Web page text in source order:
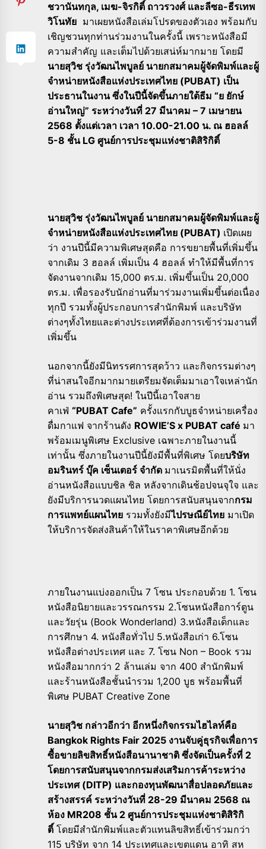
ชวานันทกุล, เมฆ-จิรกิติ์ ถาวรวงศ์ และลีซอ-ธีรเทพ
วิโนทัย มาเผยหนังสือเล่มโปรดของตัวเอง พร้อมกับ
เชิญชวนทุกท่านร่วมงานในครั้งนี้ เพราะหนังสือมี
ความสำคัญ และเต็มไปด้วยเสน่ห์มากมาย โดยมี
นายสุวิช รุ่งวัฒนไพบูลย์ นายกสมาคมผู้จัดพิมพ์และผู้
จำหน่ายหนังสือแห่งประเทศไทย (PUBAT) เป็น
ประธานในงาน ซึ่งในปีนี้จัดขึ้นภายใต้ธีม “ย ยักษ์
อ่านใหญ่” ระหว่างวันที่ 27 มีนาคม – 7 เมษายน
2568 ตั้งแต่เวลา เวลา 10.00-21.00 น. ณ ฮอลล์
5-8 ชั้น LG ศูนย์การประชุมแห่งชาติสิริกิติ์
นายสุวิช รุ่งวัฒนไพบูลย์ นายกสมาคมผู้จัดพิมพ์และผู้
จำหน่ายหนังสือแห่งประเทศไทย (PUBAT) เปิดเผย
ว่า งานปีนี้มีความพิเศษสุดคือ การขยายพื้นที่เพิ่มขึ้น
จากเดิม 3 ฮอลล์ เพิ่มเป็น 4 ฮอลล์ ทำให้มีพื้นที่การ
จัดงานจากเดิม 15,000 ตร.ม. เพิ่มขึ้นเป็น 20,000
ตร.ม. เพื่อรองรับนักอ่านที่มาร่วมงานเพิ่มขึ้นต่อเนื่อง
ทุกปี รวมทั้งผู้ประกอบการสำนักพิมพ์ และบริษัท
ต่างๆทั้งไทยและต่างประเทศที่ต้องการเข้าร่วมงานที่
เพิ่มขึ้น
นอกจากนี้ยังมีนิทรรศการสุดว้าว และกิจกรรมต่างๆ
ที่น่าสนใจอีกมากมายเตรียมจัดเต็มมาเอาใจเหล่านัก
อ่าน รวมถึงพิเศษสุด! ในปีนี้เอาใจสาย
คาเฟ่ “PUBAT Cafe” ครั้งแรกกับบูธจำหน่ายเครื่อง
ดื่มกาแฟ จากร้านดัง ROWIE’S x PUBAT café มา
พร้อมเมนูพิเศษ Exclusive เฉพาะภายในงานนี้
เท่านั้น ซึ่งภายในงานปีนี้ยังมีพื้นที่พิเศษ โดยบริษัท
อมรินทร์ บุ๊ค เซ็นเตอร์ จำกัด มาเนรมิตพื้นที่ให้นั่ง
อ่านหนังสือแบบชิล ชิล หลังจากเดินช้อปจนจุใจ และ
ยังมีบริการนวดแผนไทย โดยการสนับสนุนจากกรม
การแพทย์แผนไทย รวมทั้งยังมีไปรษณีย์ไทย มาเปิด
ให้บริการจัดส่งสินค้าให้ในราคาพิเศษอีกด้วย
ภายในงานแบ่งออกเป็น 7 โซน ประกอบด้วย 1. โซน
หนังสือนิยายและวรรณกรรม 2.โซนหนังสือการ์ตูน
และวัยรุ่น (Book Wonderland) 3.หนังสือเด็กและ
การศึกษา 4. หนังสือทั่วไป 5.หนังสือเก่า 6.โซน
หนังสือต่างประเทศ และ 7. โซน Non – Book รวม
หนังสือมากกว่า 2 ล้านเล่ม จาก 400 สำนักพิมพ์
และร้านหนังสือชั้นนำรวม 1,200 บูธ พร้อมพื้นที่
พิเศษ PUBAT Creative Zone
นายสุวิช กล่าวอีกว่า อีกหนึ่งกิจกรรมไฮไลท์คือ
Bangkok Rights Fair 2025 งานจับคู่ธุรกิจเพื่อการ
ซื้อขายลิขสิทธิ์หนังสือนานาชาติ ซึ่งจัดเป็นครั้งที่ 2
โดยการสนับสนุนจากกรมส่งเสริมการค้าระหว่าง
ประเทศ (DITP) และกองทุนพัฒนาสื่อปลอดภัยและ
สร้างสรรค์ ระหว่างวันที่ 28-29 มีนาคม 2568 ณ
ห้อง MR208 ชั้น 2 ศูนย์การประชุมแห่งชาติสิริกิ
ติ์ โดยมีสำนักพิมพ์และตัวแทนลิขสิทธิ์เข้าร่วมกว่า
115 บริษัท จาก 14 ประเทศและเขตแดน อาทิ สห